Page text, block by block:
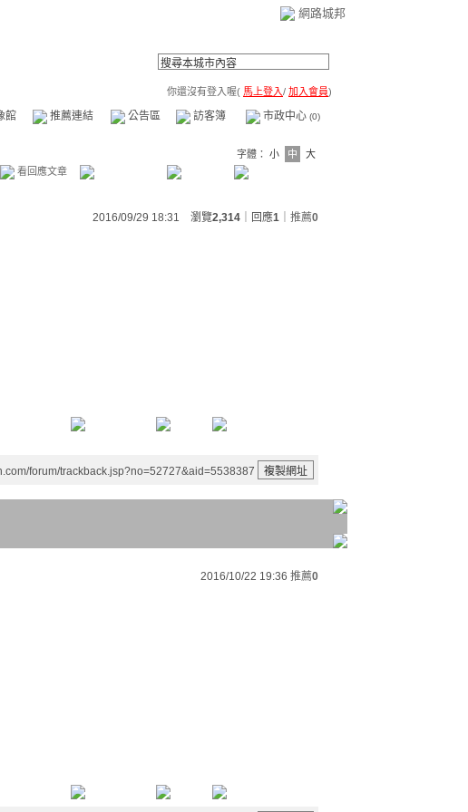
網路城邦
你還沒有登入喔( 馬上登入/ 加入會員)
館 推薦連結 公告區 訪客簿 市政中心 (0)
字體： 小 中
大
看回應文章
2016/09/29 18:31 瀏覽2,314 ｜回應1 推薦0
forum/trackback.jsp?no=52727&aid=5538387
2016/10/22 19:36 推薦0